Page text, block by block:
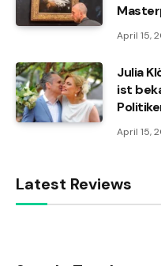
April 15,
Julia
ist
April 15,
Latest Reviews